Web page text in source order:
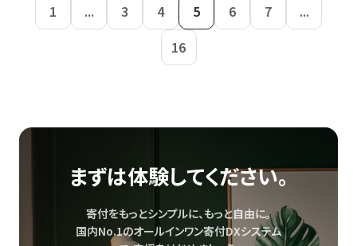
1 ... 3 4 5 6 7
...
16
まずは体験してください。
寄付をもっとシンプルに、もっと自由に。
国内No.1のオールインワン寄付DXシステム